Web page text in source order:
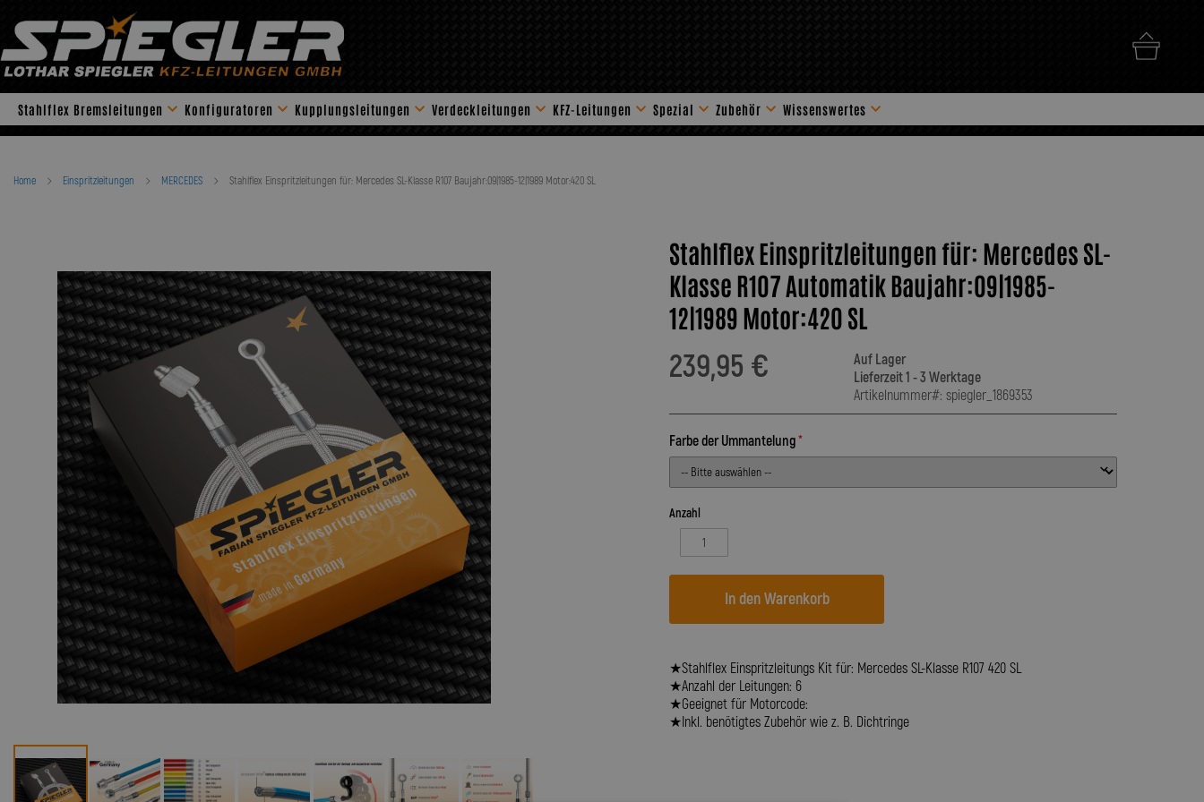
content
Stahlflex Bremsleitungen Konfiguratoren Kupplungsleitungen Verdeckleitungen KFZ-Leitungen Spezial Zubehör
Stahlflex Zubehör
Wissenswertes
Home Einspritzleitungen MERCEDES Stahlflex Einspritzleitungen für: Mercedes SL-Klasse R107 Baujahr:09|1985-12|1989 Motor:420 SL
Stahlflex Einspritzleitungen für: Mercedes SL-
Klasse R107 Automatik Baujahr:09|1985-
12|1989 Motor:420 SL
239,95 €
Auf Lager
Lieferzeit 1 - 3 Werktage
Artikelnummer#: spiegler_1869353
Farbe der Ummantelung
Anzahl
In den Warenkorb
★Stahlflex Einspritzleitungs Kit für: Mercedes SL-Klasse R107 420 SL
★Anzahl der Leitungen: 6
★Geeignet für Motorcode:
★Inkl. benötigtes Zubehör wie z. B. Dichtringe